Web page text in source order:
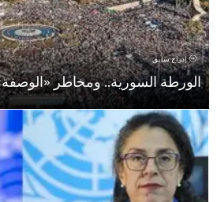
إدراج سابق
الورطة السورية.. ومخاطر «الوصفة»